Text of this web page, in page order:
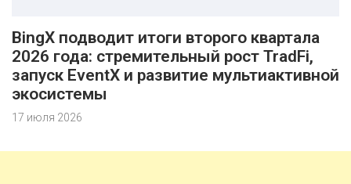
BingX подводит итоги второго квартала
2026 года: стремительный рост TradFi,
запуск EventX и развитие мультиактивной
экосистемы
17 июля 2026